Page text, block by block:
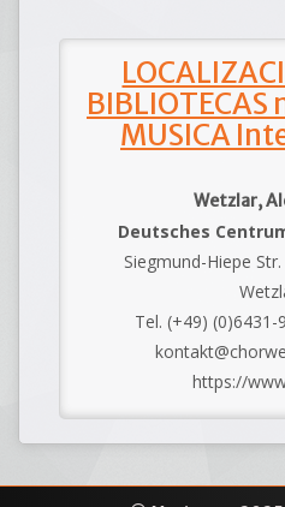
MUSICA
Wetzlar,
Deutsches
Siegmund-Hiepe
Tel. (+49) (0)6431-
https://